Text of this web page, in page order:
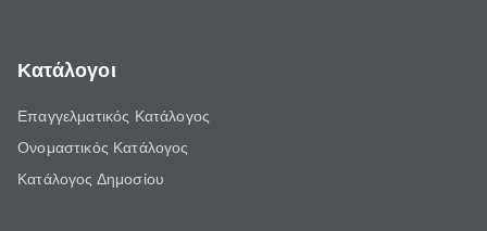
Κατάλογοι
Επαγγελματικός Κατάλογος
Ονομαστικός Κατάλογος
Κατάλογος Δημοσίου